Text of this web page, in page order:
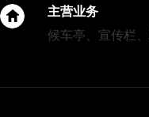
主营业务
候车亭、宣传栏